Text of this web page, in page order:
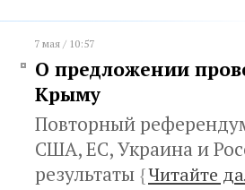
7 мая / 10:57
О предложении
Крыму
Повторный
США, ЕС, Украина и
результаты {Читайте